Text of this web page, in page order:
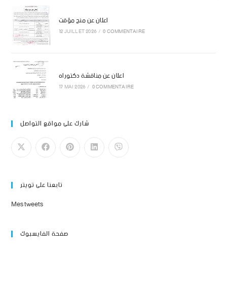
اعلان عن منح مؤقت
12 JUILLET 2026/ 0 COMMENTAIRE
اعلان عن مناقشة دكتوراه
17 MAI 2026/ 0 COMMENTAIRE
شارك على مواقع التواصل
تابعنا على تويتر
Mes tweets
صفحة الفايسبوك